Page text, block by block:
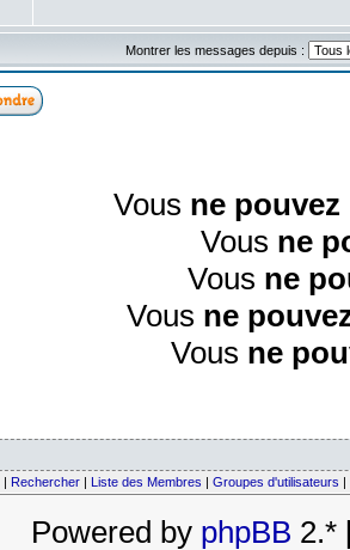
Montrer les messages depuis :
Vous ne pouvez
Vous ne
Vous ne
Vous ne
Vous ne
| Rechercher | Liste des Membres | Groupes d'utilisateurs |
Powered by phpBB 2.*